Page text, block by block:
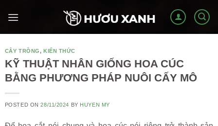
CÂY TRỒNG, KIẾN THỨC
KỸ THUẬT NHÂN GIỐNG HOA CÚC
BẰNG PHƯƠNG PHÁP NUÔI CẤY MÔ
POSTED ON28/11/2024 BY HUYEN MY